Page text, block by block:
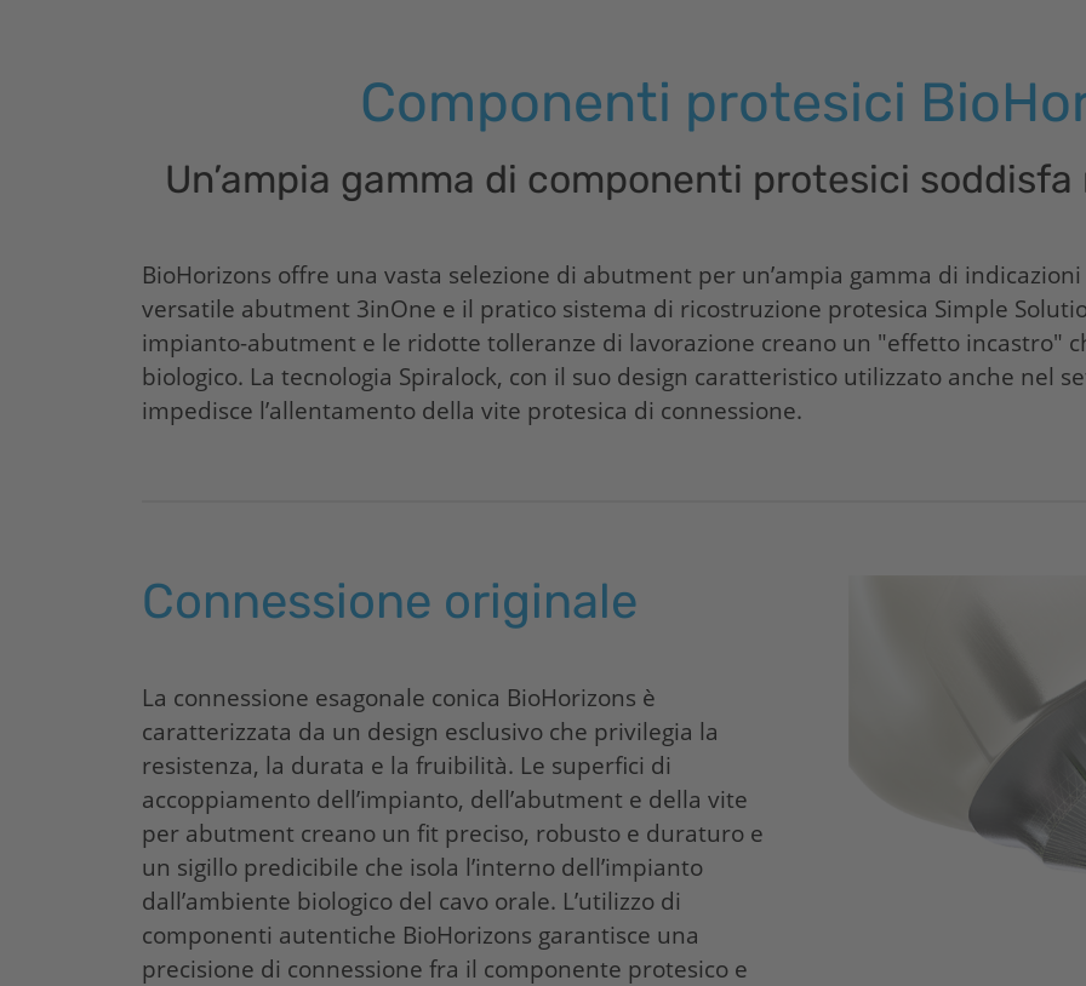
Componenti protesici
Un’ampia gamma di componenti protesici
BioHorizons offre una vasta selezione di abutment per un’ampia gamma di
versatile abutment 3inOne e il pratico sistema di ricostruzione protesica Simple
impianto-abutment e le ridotte tolleranze di lavorazione creano un "effetto incastro"
biologico. La tecnologia Spiralock, con il suo design caratteristico utilizzato anche nel
impedisce l’allentamento della vite protesica di connessione.
Connessione originale
La connessione esagonale conica BioHorizons è
caratterizzata da un design esclusivo che privilegia la
resistenza, la durata e la fruibilità. Le superfici di
accoppiamento dell’impianto, dell’abutment e della vite
per abutment creano un fit preciso, robusto e duraturo e
un sigillo predicibile che isola l’interno dell’impianto
dall’ambiente biologico del cavo orale. L’utilizzo di
componenti autentiche BioHorizons garantisce una
precisione di connessione fra il componente protesico e